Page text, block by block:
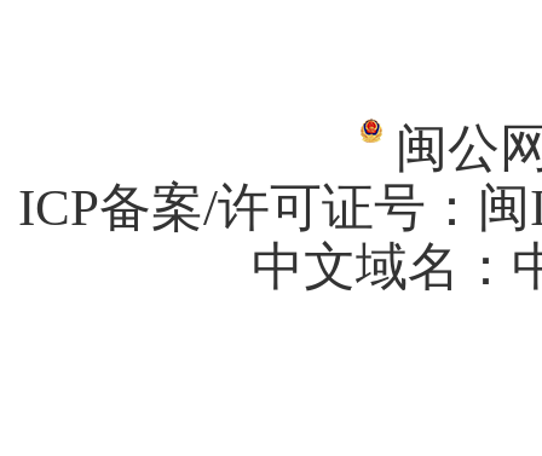
闽公
ICP备案/许可证号： 闽
中文域名：